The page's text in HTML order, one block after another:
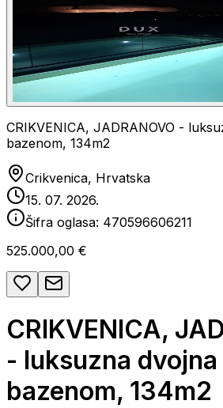
CRIKVENICA, JADRANOVO -
bazenom, 134m2
Crikvenica, Hrvatska
15. 07. 2026.
Šifra oglasa: 470596606211
525.000,00 €
CRIKVENICA,
- luksuzna
bazenom, 134m2